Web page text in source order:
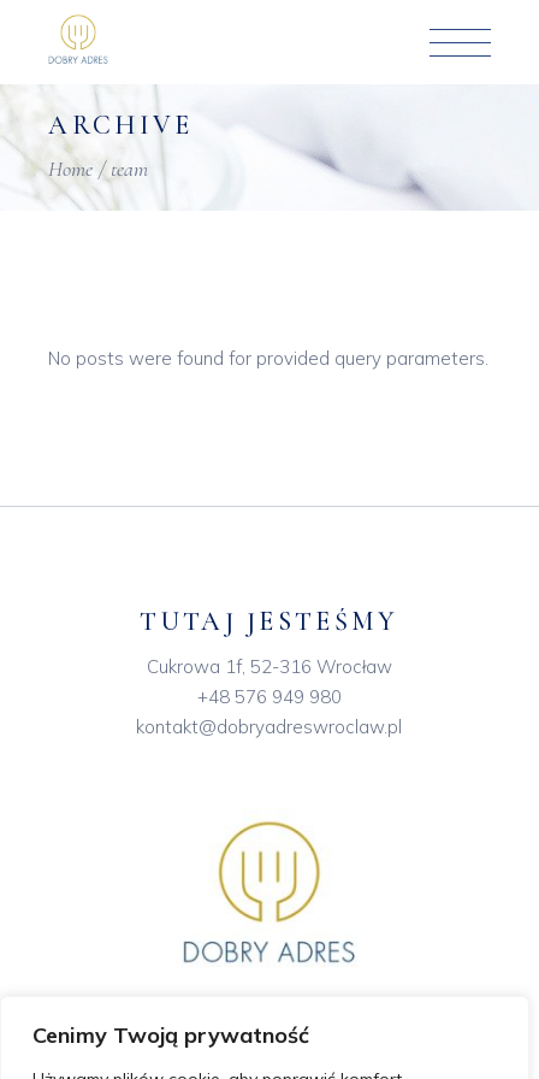
Cenimy Twoją prywatność
content
ARCHIVE
Home team
No posts were found for provided query parameters.
TUTAJ JESTEŚMY
Cukrowa 1f, 52-316 Wrocław
+48 576 949 980
kontakt@dobryadreswroclaw.pl
GODZINY OTWARCIA